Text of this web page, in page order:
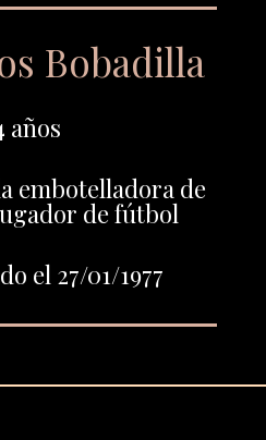
Bobadilla
años
embotelladora de
de fútbol
el 27/01/1977